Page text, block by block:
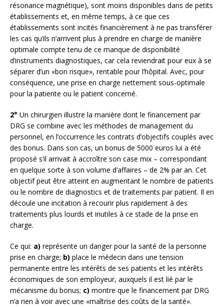
résonance magnétique), sont moins disponibles dans de petits
établissements et, en même temps, à ce que ces
établissements sont incités financièrement à ne pas transférer
les cas qu’ils n’arrivent plus à prendre en charge de manière
optimale compte tenu de ce manque de disponibilité
d’instruments diagnostiques, car cela reviendrait pour eux à se
séparer d’un «bon risque», rentable pour l’hôpital. Avec, pour
conséquence, une prise en charge nettement sous-optimale
pour la patiente ou le patient concerné.
2° Un chirurgien illustre la manière dont le financement par
DRG se combine avec les méthodes de management du
personnel, en l’occurrence les contrats d’objectifs couplés avec
des bonus. Dans son cas, un bonus de 5000 euros lui a été
proposé s’il arrivait à accroître son case mix – correspondant
en quelque sorte à son volume d’affaires – de 2% par an. Cet
objectif peut être atteint en augmentant le nombre de patients
ou le nombre de diagnostics et de traitements par patient. Il en
découle une incitation à recourir plus rapidement à des
traitements plus lourds et inutiles à ce stade de la prise en
charge.
Ce qui: a) représente un danger pour la santé de la personne
prise en charge; b) place le médecin dans une tension
permanente entre les intérêts de ses patients et les intérêts
économiques de son employeur, auxquels il est lié par le
mécanisme du bonus; c) montre que le financement par DRG
n’a rien à voir avec une «maîtrise des coûts de la santé».